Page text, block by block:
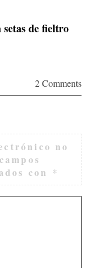
de fieltro
2 Comments
no
con *